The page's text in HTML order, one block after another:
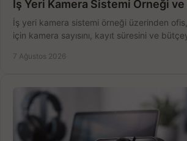
İş Yeri Kamera Sistemi Örneği ve
İş yeri kamera sistemi örneği üzerinden
için kamera sayısını, kayıt süresini ve
7 Ağustos 2026